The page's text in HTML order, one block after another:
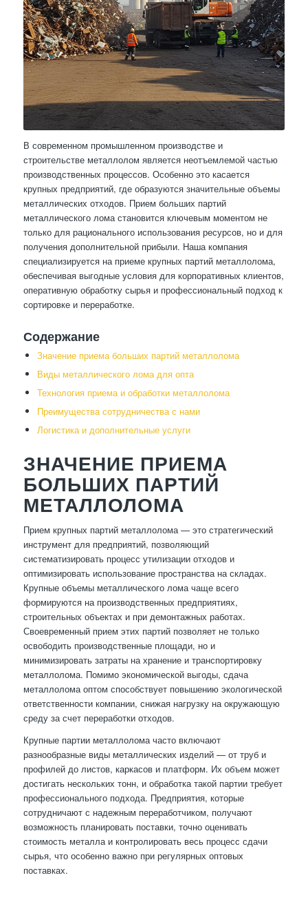
В современном промышленном производстве и
строительстве металлолом является неотъемлемой частью
производственных процессов. Особенно это касается
крупных предприятий, где образуются значительные объемы
металлических отходов. Прием больших партий
металлического лома становится ключевым моментом не
только для рационального использования ресурсов, но и для
получения дополнительной прибыли. Наша компания
специализируется на приеме крупных партий металлолома,
обеспечивая выгодные условия для корпоративных клиентов,
оперативную обработку сырья и профессиональный подход к
сортировке и переработке.
Содержание
Значение приема больших партий металлолома
Виды металлического лома для опта
Технология приема и обработки металлолома
Преимущества сотрудничества с нами
Логистика и дополнительные услуги
ЗНАЧЕНИЕ ПРИЕМА
БОЛЬШИХ ПАРТИЙ
МЕТАЛЛОЛОМА
Прием крупных партий металлолома — это стратегический
инструмент для предприятий, позволяющий
систематизировать процесс утилизации отходов и
оптимизировать использование пространства на складах.
Крупные объемы металлического лома чаще всего
формируются на производственных предприятиях,
строительных объектах и при демонтажных работах.
Своевременный прием этих партий позволяет не только
освободить производственные площади, но и
минимизировать затраты на хранение и транспортировку
металлолома. Помимо экономической выгоды, сдача
металлолома оптом способствует повышению экологической
ответственности компании, снижая нагрузку на окружающую
среду за счет переработки отходов.
Крупные партии металлолома часто включают
разнообразные виды металлических изделий — от труб и
профилей до листов, каркасов и платформ. Их объем может
достигать нескольких тонн, и обработка такой партии требует
профессионального подхода. Предприятия, которые
сотрудничают с надежным переработчиком, получают
возможность планировать поставки, точно оценивать
стоимость металла и контролировать весь процесс сдачи
сырья, что особенно важно при регулярных оптовых
поставках.